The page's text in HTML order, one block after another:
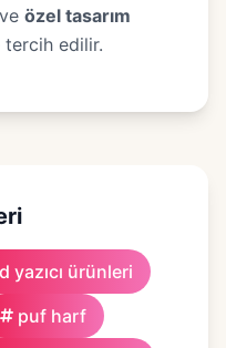
ve özel tasarım
edilir.
yazıcı ürünleri
puf harf